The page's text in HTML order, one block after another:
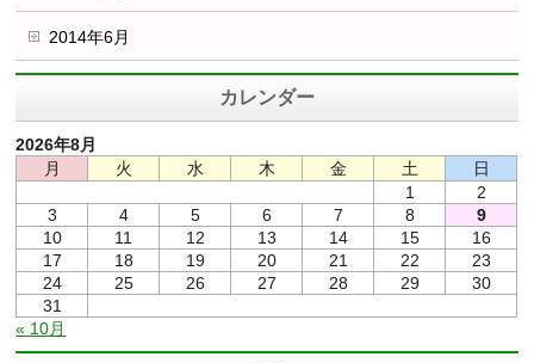
2014年6月
カレンダー
2026年8月
月
火 水 木 金 土
日
1
2
3
4 5 6 7 8
9
10
11 12 13 14 15
16
17
18 19 20 21 22
23
24
25 26 27 28 29
30
31
« 10月